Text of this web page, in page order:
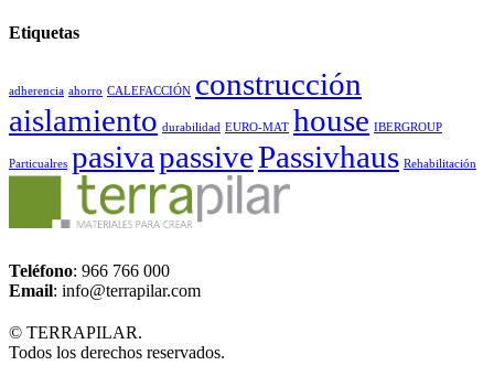
Etiquetas
adherencia ahorro CALEFACCIÓN construcción
aislamiento durabilidad EURO-MAT house IBERGROUP
Particualres pasivapassivePassivhaus Rehabilitación
Teléfono: 966 766 000
Email: info@terrapilar.com
© TERRAPILAR.
Todos los derechos reservados.